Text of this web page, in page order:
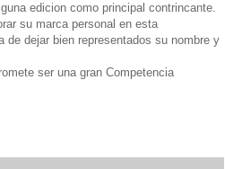
edicion como principal contrincante.
su marca personal en esta
dejar bien representados su nombre y
ser una gran Competencia